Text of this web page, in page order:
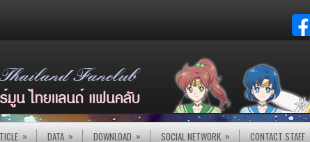
» DATA » DOWNLOAD » SOCIAL NETWORK » CONTACT STAFF